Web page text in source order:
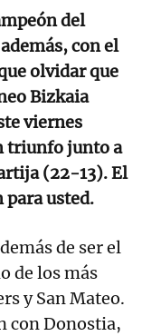
del
con el
olvidar que
Bizkaia
viernes
triunfo junto a
(22-13). El
para usted.
de ser el
de los más
y San Mateo.
con Donostia,